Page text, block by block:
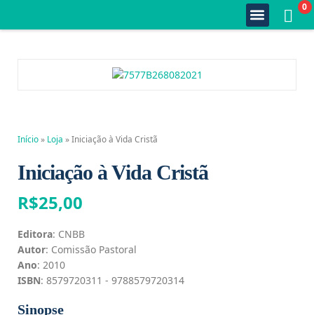
0
Início» Loja »Iniciação à Vida Cristã
Iniciação à Vida Cristã
R$25,00
Editora: CNBB
Autor: Comissão Pastoral
Ano: 2010
ISBN: 8579720311 - 9788579720314
Sinopse